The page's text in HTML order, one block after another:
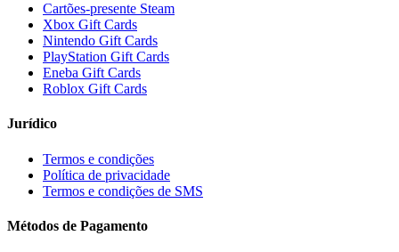
Cartões-presente Steam
Xbox Gift Cards
Nintendo Gift Cards
PlayStation Gift Cards
Eneba Gift Cards
Roblox Gift Cards
Jurídico
Termos e condições
Política de privacidade
Termos e condições de SMS
Métodos de Pagamento